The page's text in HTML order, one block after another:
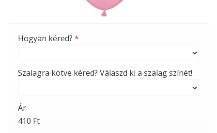
Hogyan kéred? *
Szalagra kötve kéred? Válaszd ki a szalag színét!
Ár
410 Ft